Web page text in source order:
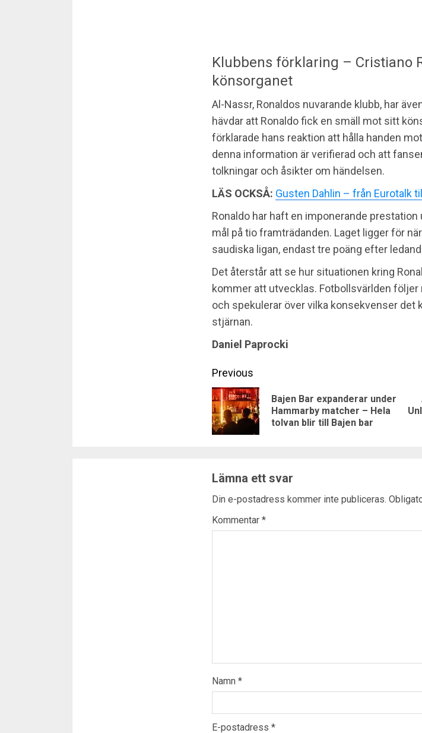
Klubbens förklaring – Cristiano
könsorganet
Al-Nassr, Ronaldos nuvarande klubb, har
hävdar att Ronaldo fick en smäll mot sitt
förklarade hans reaktion att hålla handen
denna information är verifierad och att
tolkningar och åsikter om händelsen.
LÄS OCKSÅ: Gusten Dahlin – från Eurotalk
Ronaldo har haft en imponerande
mål på tio framträdanden. Laget ligger för
saudiska ligan, endast tre poäng efter
Det återstår att se hur situationen kring
kommer att utvecklas. Fotbollsvärlden
och spekulerar över vilka konsekvenser det
stjärnan.
Daniel Paprocki
Continue
Reading
Previous
Bajen Bar expanderar under
Hammarby matcher – Hela
tolvan blir till Bajen bar
Next
Lämna ett svar
Din e-postadress kommer inte publiceras.
Kommentar *
Namn *
E-postadress *